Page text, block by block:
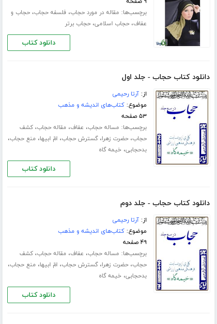
برچسب‌ها: مقاله در مورد حجاب، فلسفه حجاب،حجاب و
عفاف،حجاب اسلامی،حجاب برتر
دانلود کتاب
دانلود کتاب حجاب - جلد اول
از:آرتا رحیمی
موضوع:کتاب‌های اندیشه و مذهب
۵۳ صفحه
برچسب‌ها: مساله حجاب، عفاف، مقاله حجاب،کشف
حجاب،حضرت زهرا،گسترش حجاب، امّ ابیها، منع حجاب،
بدحجابی، خیمه گاه
دانلود کتاب
دانلود کتاب حجاب - جلد دوم
از:آرتا رحیمی
موضوع:کتاب‌های اندیشه و مذهب
۴۹ صفحه
برچسب‌ها: مساله حجاب، عفاف، مقاله حجاب،کشف
حجاب،حضرت زهرا،گسترش حجاب، امّ ابیها، منع حجاب،
بدحجابی، خیمه گاه
دانلود کتاب